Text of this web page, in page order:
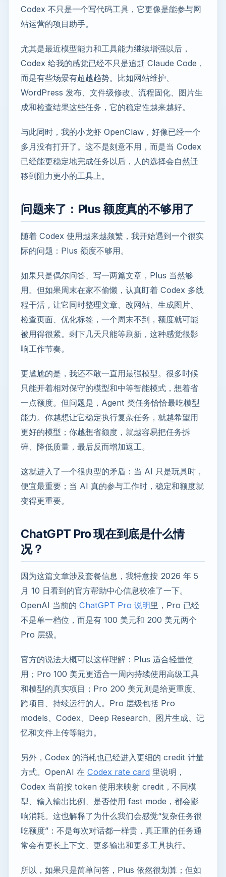
Codex 不只是一个写代码工具，它更像是能参与网
站运营的项目助手。
尤其是最近模型能力和工具能力继续增强以后，
Codex 给我的感觉已经不只是追赶 Claude Code，
而是有些场景有超越趋势。比如网站维护、
WordPress 发布、文件级修改、流程固化、图片生
成和检查结果这些任务，它的稳定性越来越好。
与此同时，我的小龙虾 OpenClaw，好像已经一个
多月没有打开了。这不是刻意不用，而是当 Codex
已经能更稳定地完成任务以后，人的选择会自然迁
移到阻力更小的工具上。
问题来了：Plus 额度真的不够用了
随着 Codex 使用越来越频繁，我开始遇到一个很实
际的问题：Plus 额度不够用。
如果只是偶尔问答、写一两篇文章，Plus 当然够
用。但如果周末在家不偷懒，认真盯着 Codex 多线
程干活，让它同时整理文章、改网站、生成图片、
检查页面、优化标签，一个周末不到，额度就可能
被用得很紧。剩下几天只能等刷新，这种感觉很影
响工作节奏。
更尴尬的是，我还不敢一直用最强模型。很多时候
只能开着相对保守的模型和中等智能模式，想着省
一点额度。但问题是，Agent 类任务恰恰最吃模型
能力。你越想让它稳定执行复杂任务，就越希望用
更好的模型；你越想省额度，就越容易把任务拆
碎、降低质量，最后反而增加返工。
这就进入了一个很典型的矛盾：当 AI 只是玩具时，
便宜最重要；当 AI 真的参与工作时，稳定和额度就
变得更重要。
ChatGPT Pro 现在到底是什么情
况？
因为这篇文章涉及套餐信息，我特意按 2026 年 5
月 10 日看到的官方帮助中心信息校准了一下。
OpenAI 当前的 ChatGPT Pro 说明里，Pro 已经
不是单一档位，而是有 100 美元和 200 美元两个
Pro 层级。
官方的说法大概可以这样理解：Plus 适合轻量使
用；Pro 100 美元更适合一周内持续使用高级工具
和模型的真实项目；Pro 200 美元则是给更重度、
跨项目、持续运行的人。Pro 层级包括 Pro
models、Codex、Deep Research、图片生成、记
忆和文件上传等能力。
另外，Codex 的消耗也已经进入更细的 credit 计量
方式。OpenAI 在 Codex rate card 里说明，
Codex 当前按 token 使用来映射 credit，不同模
型、输入输出比例、是否使用 fast mode，都会影
响消耗。这也解释了为什么我们会感觉“复杂任务很
吃额度”：不是每次对话都一样贵，真正重的任务通
常会有更长上下文、更多输出和更多工具执行。
所以，如果只是简单问答，Plus 依然很划算；但如